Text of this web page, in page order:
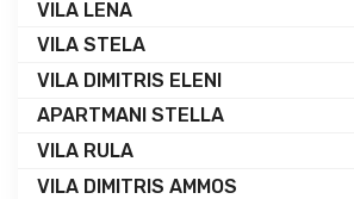
VILA LENA
VILA STELA
VILA DIMITRIS ELENI
APARTMANI STELLA
VILA RULA
VILA DIMITRIS AMMOS